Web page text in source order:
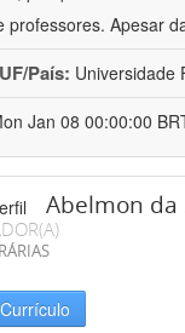
professores. Apesar
País: Universidade
Jan 08 00:00:00
Abelmon da
Currículo